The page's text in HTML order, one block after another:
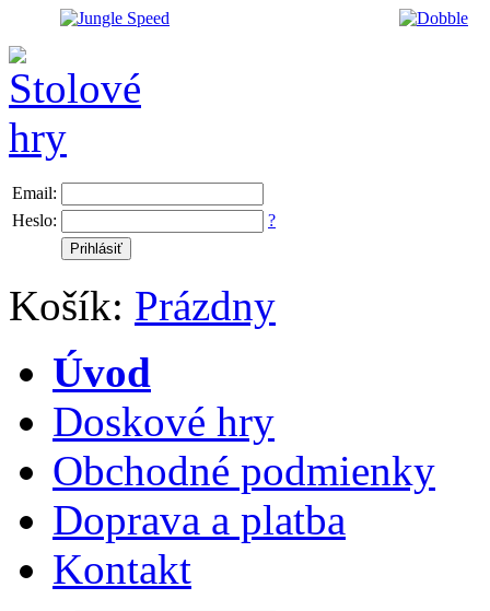
Email:
Heslo:
?
Košík: Prázdny
Úvod
Doskové hry
Obchodné podmienky
Doprava a platba
Kontakt